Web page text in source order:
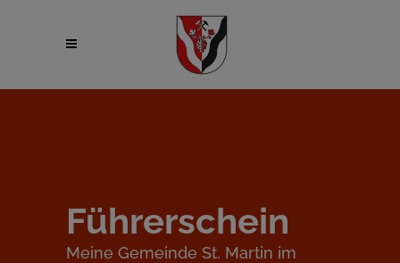
Führerschein
Meine Gemeinde St. Martin im